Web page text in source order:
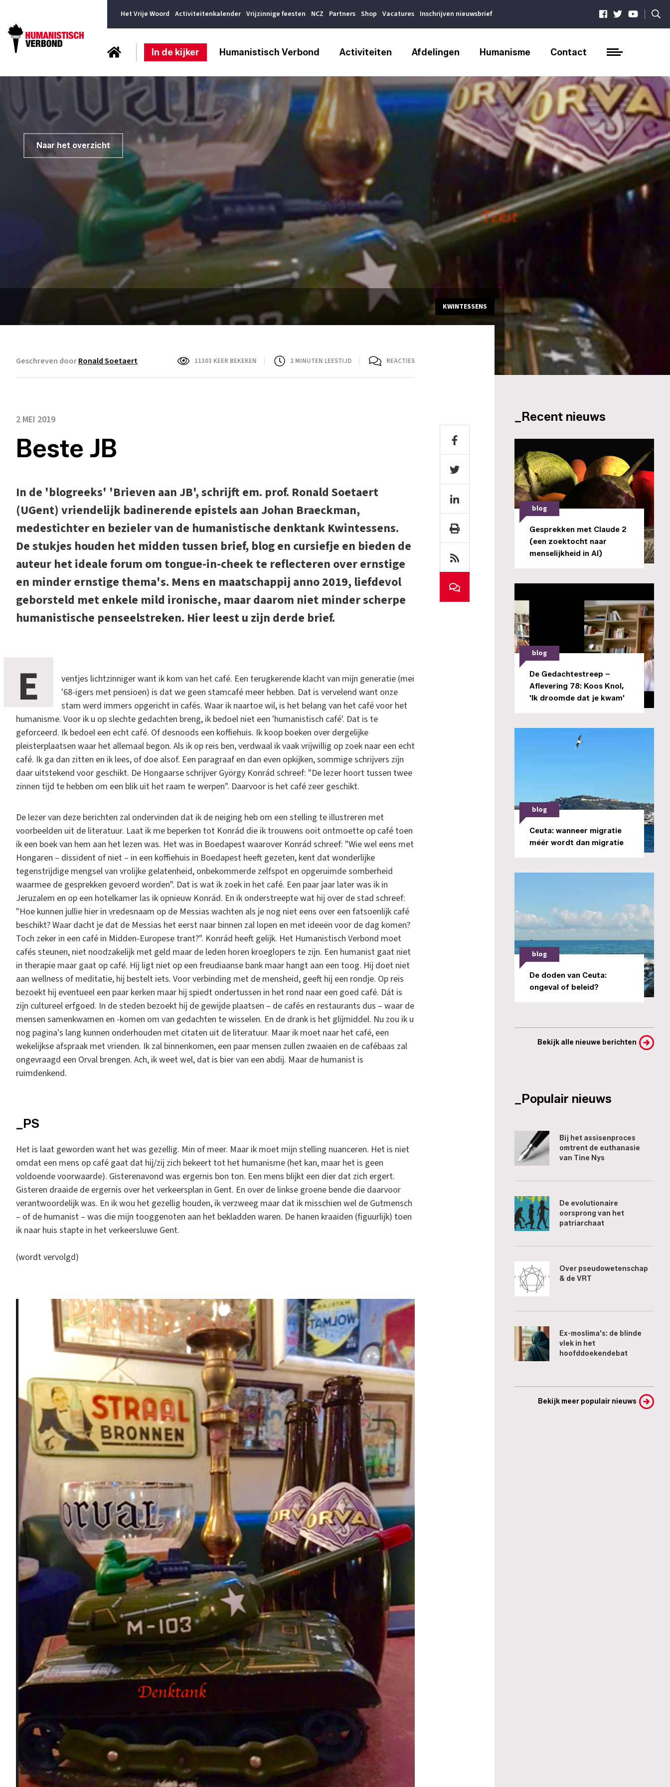
Het Vrije Woord Activiteitenkalender Vrijzinnige feesten NCZ Partners Shop Vacatures Inschrijven nieuwsbrief |
In de kijker Humanistisch Verbond Activiteiten Afdelingen Humanisme Contact
Naar het overzicht
KWINTESSENS
Geschreven doorRonald Soetaert 11303 KEER BEKEKEN 2 MINUTEN LEESTIJD REACTIES
2 MEI 2019
Beste JB
In de 'blogreeks' 'Brieven aan JB', schrijft em. prof. Ronald Soetaert
(UGent) vriendelijk badinerende epistels aan Johan Braeckman,
medestichter en bezieler van de humanistische denktank Kwintessens.
De stukjes houden het midden tussen brief, blog en cursiefje en bieden de
auteur het ideale forum om tongue-in-cheek te reflecteren over ernstige
en minder ernstige thema's. Mens en maatschappij anno 2019, liefdevol
geborsteld met enkele mild ironische, maar daarom niet minder scherpe
humanistische penseelstreken. Hier leest u zijn derde brief.
E
ventjes lichtzinniger want ik kom van het café. Een terugkerende klacht van mijn generatie (mei
'68-igers met pensioen) is dat we geen stamcafé meer hebben. Dat is vervelend want onze
stam werd immers opgericht in cafés. Waar ik naartoe wil, is het belang van het café voor het
humanisme. Voor ik u op slechte gedachten breng, ik bedoel niet een 'humanistisch café'. Dat is te
geforceerd. Ik bedoel een echt café. Of desnoods een koffiehuis. Ik koop boeken over dergelijke
pleisterplaatsen waar het allemaal begon. Als ik op reis ben, verdwaal ik vaak vrijwillig op zoek naar een echt
café. Ik ga dan zitten en ik lees, of doe alsof. Een paragraaf en dan even opkijken, sommige schrijvers zijn
daar uitstekend voor geschikt. De Hongaarse schrijver György Konrád schreef: "De lezer hoort tussen twee
zinnen tijd te hebben om een blik uit het raam te werpen". Daarvoor is het café zeer geschikt.
De lezer van deze berichten zal ondervinden dat ik de neiging heb om een stelling te illustreren met
voorbeelden uit de literatuur. Laat ik me beperken tot Konrád die ik trouwens ooit ontmoette op café toen
ik een boek van hem aan het lezen was. Het was in Boedapest waarover Konrád schreef: "Wie wel eens met
Hongaren – dissident of niet – in een koffiehuis in Boedapest heeft gezeten, kent dat wonderlijke
tegenstrijdige mengsel van vrolijke gelatenheid, onbekommerde zelfspot en opgeruimde somberheid
waarmee de gesprekken gevoerd worden". Dat is wat ik zoek in het café. Een paar jaar later was ik in
Jeruzalem en op een hotelkamer las ik opnieuw Konrád. En ik onderstreepte wat hij over de stad schreef:
"Hoe kunnen jullie hier in vredesnaam op de Messias wachten als je nog niet eens over een fatsoenlijk café
beschikt? Waar dacht je dat de Messias het eerst naar binnen zal lopen en met ideeën voor de dag komen?
Toch zeker in een café in Midden-Europese trant?". Konrád heeft gelijk. Het Humanistisch Verbond moet
cafés steunen, niet noodzakelijk met geld maar de leden horen kroeglopers te zijn. Een humanist gaat niet
in therapie maar gaat op café. Hij ligt niet op een freudiaanse bank maar hangt aan een toog. Hij doet niet
aan wellness of meditatie, hij bestelt iets. Voor verbinding met de mensheid, geeft hij een rondje. Op reis
bezoekt hij eventueel een paar kerken maar hij spiedt ondertussen in het rond naar een goed café. Dát is
zijn cultureel erfgoed. In de steden bezoekt hij de gewijde plaatsen – de cafés en restaurants dus – waar de
mensen samenkwamen en -komen om van gedachten te wisselen. En de drank is het glijmiddel. Nu zou ik u
nog pagina's lang kunnen onderhouden met citaten uit de literatuur. Maar ik moet naar het café, een
wekelijkse afspraak met vrienden. Ik zal binnenkomen, een paar mensen zullen zwaaien en de cafébaas zal
ongevraagd een Orval brengen. Ach, ik weet wel, dat is bier van een abdij. Maar de humanist is
ruimdenkend.
_PS
Het is laat geworden want het was gezellig. Min of meer. Maar ik moet mijn stelling nuanceren. Het is niet
omdat een mens op café gaat dat hij/zij zich bekeert tot het humanisme (het kan, maar het is geen
voldoende voorwaarde). Gisterenavond was ergernis bon ton. Een mens blijkt een dier dat zich ergert.
Gisteren draaide de ergernis over het verkeersplan in Gent. En over de linkse groene bende die daarvoor
verantwoordelijk was. En ik wou het gezellig houden, ik verzweeg maar dat ik misschien wel de Gutmensch
– of de humanist – was die mijn tooggenoten aan het bekladden waren. De hanen kraaiden (figuurlijk) toen
ik naar huis stapte in het verkeersluwe Gent.
(wordt vervolgd)
_Recent nieuws
blog
Gesprekken met Claude 2
(een zoektocht naar
menselijkheid in AI)
blog
De Gedachtestreep –
Aflevering 78: Koos Knol,
'Ik droomde dat je kwam'
blog
Ceuta: wanneer migratie
méér wordt dan migratie
blog
De doden van Ceuta:
ongeval of beleid?
Bekijk alle nieuwe berichten
_Populair nieuws
Bij het assisenproces
omtrent de euthanasie
van Tine Nys
De evolutionaire
oorsprong van het
patriarchaat
Over pseudowetenschap
& de VRT
Ex-moslima's: de blinde
vlek in het
hoofddoekendebat
Bekijk meer populair nieuws